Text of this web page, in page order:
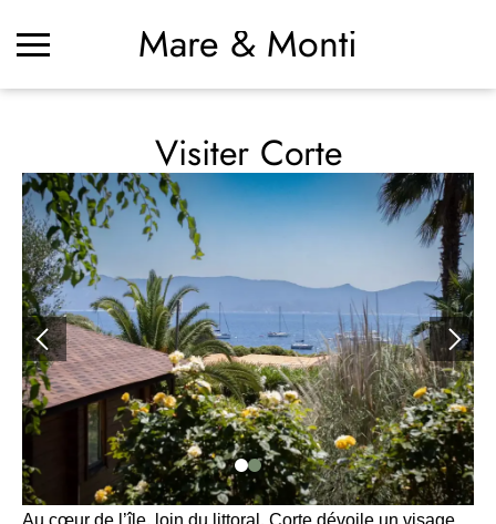
Mare & Monti
Visiter Corte
Au cœur de l’île, loin du littoral, Corte dévoile un visage